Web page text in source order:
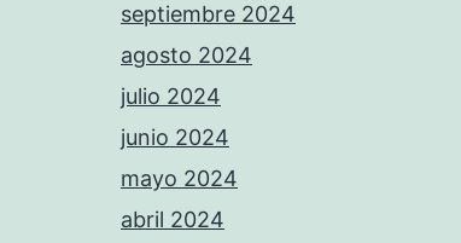
septiembre 2024
agosto 2024
julio 2024
junio 2024
mayo 2024
abril 2024